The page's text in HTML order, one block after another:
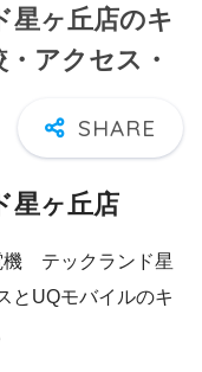
ヶ丘店のキ
アクセス・
星ヶ丘店
機 テックランド星
とUQモバイルのキ